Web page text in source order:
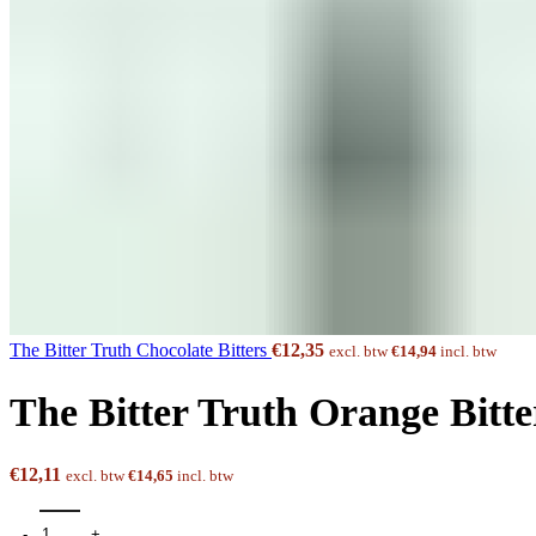
The Bitter Truth Chocolate Bitters €12,35 excl. btw€14,94 incl. btw
The Bitter Truth Orange
€12,11 excl. btw€14,65 incl. btw